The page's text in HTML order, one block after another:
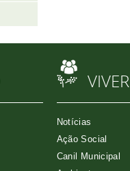
VIVER
Notícias
Ação Social
Canil Municipal